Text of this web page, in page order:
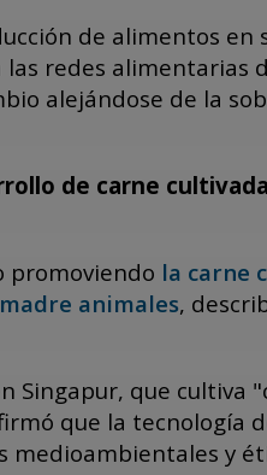
de alimentos
redes alimentarias
alejándose de la
de carne
promoviendo la carne
animales,
Singapur, que cultiva
que la tecnología
y